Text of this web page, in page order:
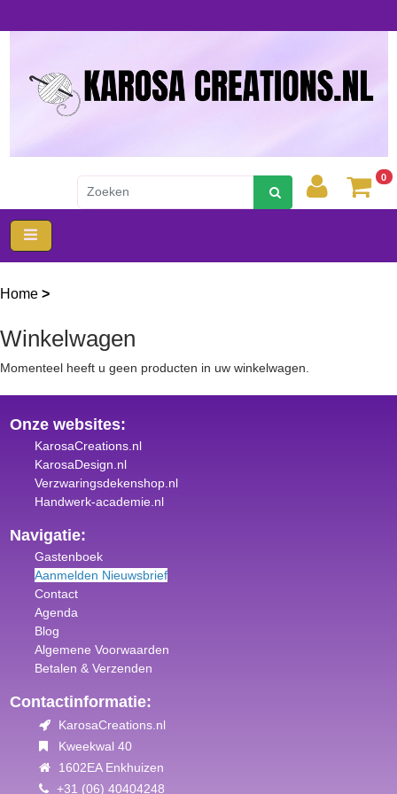
0
Home >
Winkelwagen
Momenteel heeft u geen producten in uw winkelwagen.
Onze websites:
KarosaCreations.nl
KarosaDesign.nl
Verzwaringsdekenshop.nl
Handwerk-academie.nl
Navigatie:
Gastenboek
Aanmelden Nieuwsbrief
Contact
Agenda
Blog
Algemene Voorwaarden
Betalen & Verzenden
Contactinformatie:
KarosaCreations.nl
Kweekwal 40
1602EA Enkhuizen
+31 (06) 40404248